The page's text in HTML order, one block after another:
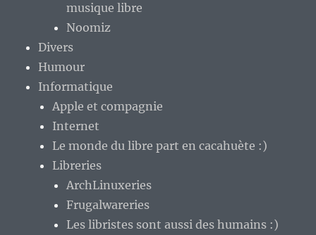
musique libre
Noomiz
Divers
Humour
Informatique
Apple et compagnie
Internet
Le monde du libre part en cacahuète :)
Libreries
ArchLinuxeries
Frugalwareries
Les libristes sont aussi des humains :)